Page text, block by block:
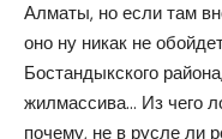
Алматы, но если там
оно ну никак не
Бостандыкского
жилмассива… Из чего
почему, не в русле ли